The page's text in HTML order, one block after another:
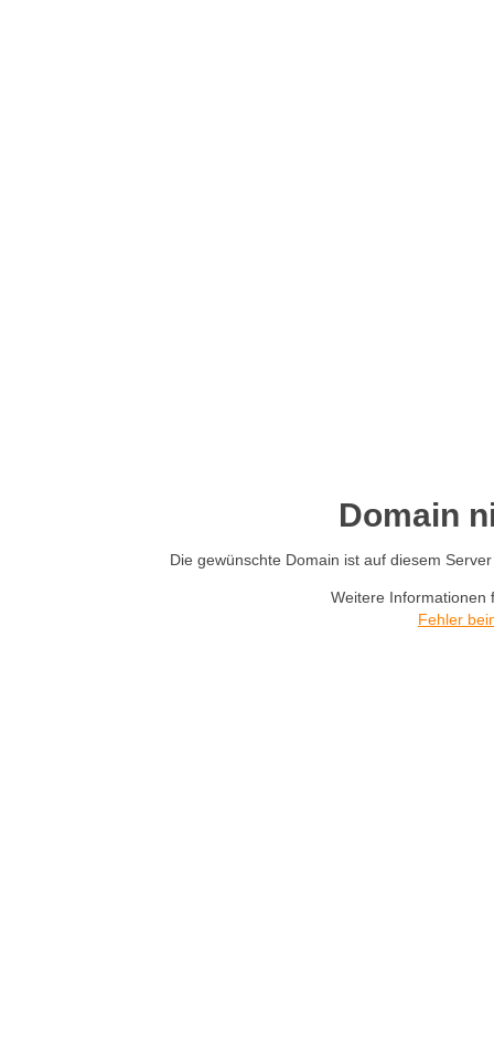
Domain
Die gewünschte Domain ist auf diesem
Weitere Informationen
Fehler